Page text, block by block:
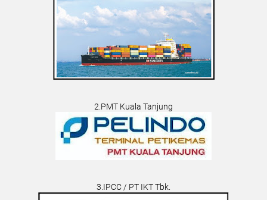
2.PMT Kuala Tanjung
3.IPCC / PT IKT Tbk.